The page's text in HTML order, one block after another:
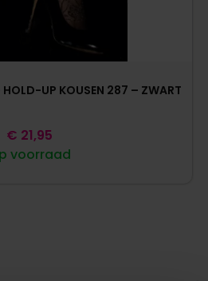
HOLD-UP KOUSEN 287 – ZWART
voorraad
€ 21,95